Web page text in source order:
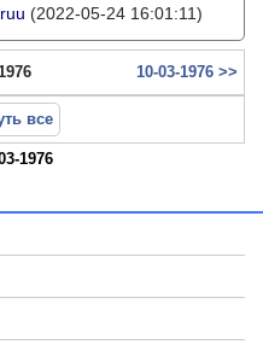
(2022-05-24 16:01:11)
10-03-1976 >>
все
1976